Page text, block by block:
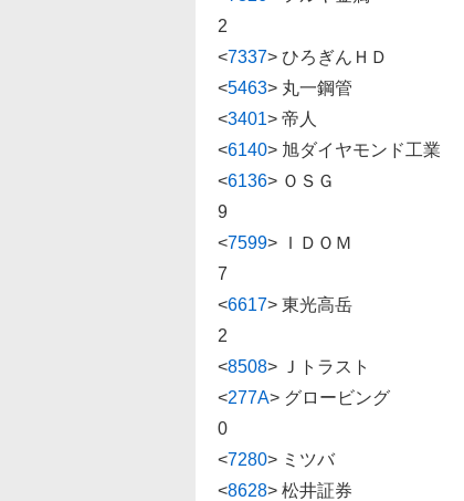
2
<7337> ひろぎんＨＤ
<5463> 丸一鋼管
<3401> 帝人
<6140> 旭ダイヤモン
<6136> ＯＳＧ
9
<7599> ＩＤＯＭ
7
<6617> 東光高岳
2
<8508> Ｊトラス
<277A> グロービン
0
<7280> ミツバ
<8628> 松井証券